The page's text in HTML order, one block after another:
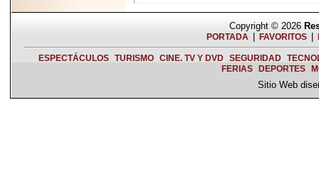
Copyright © 2026
PORTADA FAVORITOS
ESPECTÁCULOS TURISMO CINE. TV Y DVD SEGURIDAD
FERIAS
DEPORTES
Sitio Web